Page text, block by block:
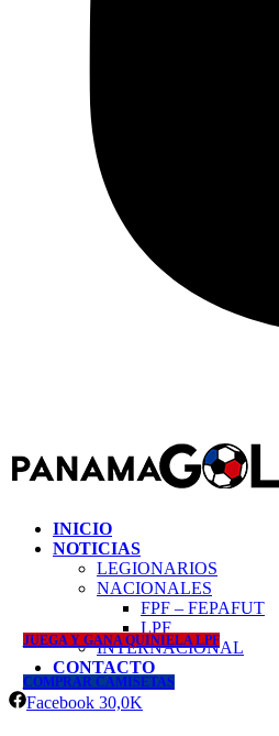
INICIO
NOTICIAS
LEGIONARIOS
NACIONALES
FPF – FEPAFUT
LPF
INTERNACIONAL
CONTACTO
JUEGA Y GANA QUINIELA LPF
COMPRAR CAMISETAS
Facebook 30,0K